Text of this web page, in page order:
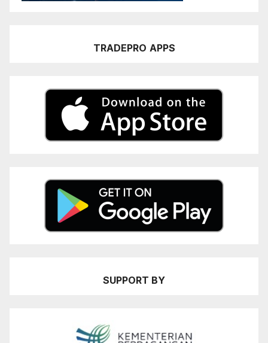
TRADEPRO APPS
SUPPORT BY